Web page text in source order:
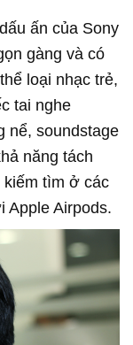
ấn của Sony
gàng và có
loại nhạc trẻ,
tai nghe
nể, soundstage
năng tách
kiếm tìm ở các
Apple Airpods.